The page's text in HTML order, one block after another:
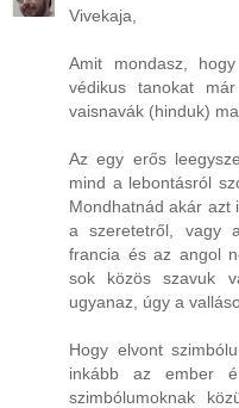
Vivekaja,
Amit mondasz,
védikus tanokat
vaisnavák (hinduk)
Az egy erős
mind a lebontásról
Mondhatnád akár azt
a szeretetről, vagy
francia és az angol
sok közös szavuk
ugyanaz, úgy a
Hogy elvont
inkább az ember
szimbólumoknak